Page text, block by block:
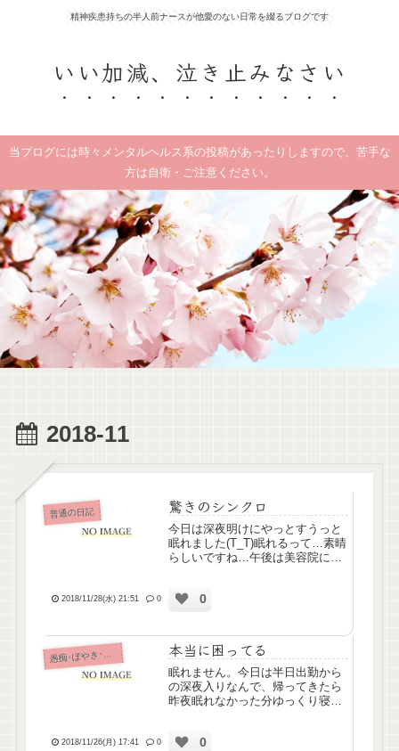
精神疾患持ちの半人前ナースが他愛のない日常を綴るブログです
いい加減、泣き止みなさい
当ブログには時々メンタルヘルス系の投稿があったりしますので、苦手な
方は自衛・ご注意ください。
2018-11
普通の日記 驚きのシンクロ
今日は深夜明けにやっとすうっと
眠れました(T_T)眠れるって…素晴
らしいですね…午後は美容院にカ
話して2人で行くことに。妹は前
2018/11/28(水) 21:51 0 0
愚 痴･ぼやき･病み記事 本当に困ってる
眠れません。今日は半日出勤から
の深夜入りなんで、帰ってきたら
昨夜眠れなかった分ゆっくり寝よ
どうしたらいいのー( ; _ ; )
2018/11/26(月) 17:41 0 0